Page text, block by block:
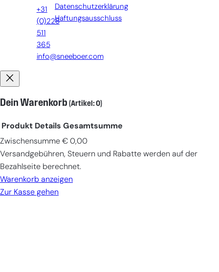
+31
(0)228
511
365
info@sneeboer.com
Datenschutzerklärung
Haftungsausschluss
Dein Warenkorb (Artikel: 0)
Produkte
im
Warenkorb
Produkt Details Gesamtsumme
Zwischensumme € 0,00
Versandgebühren, Steuern und Rabatte werden auf der
Bezahlseite berechnet.
Warenkorb anzeigen
Zur Kasse gehen